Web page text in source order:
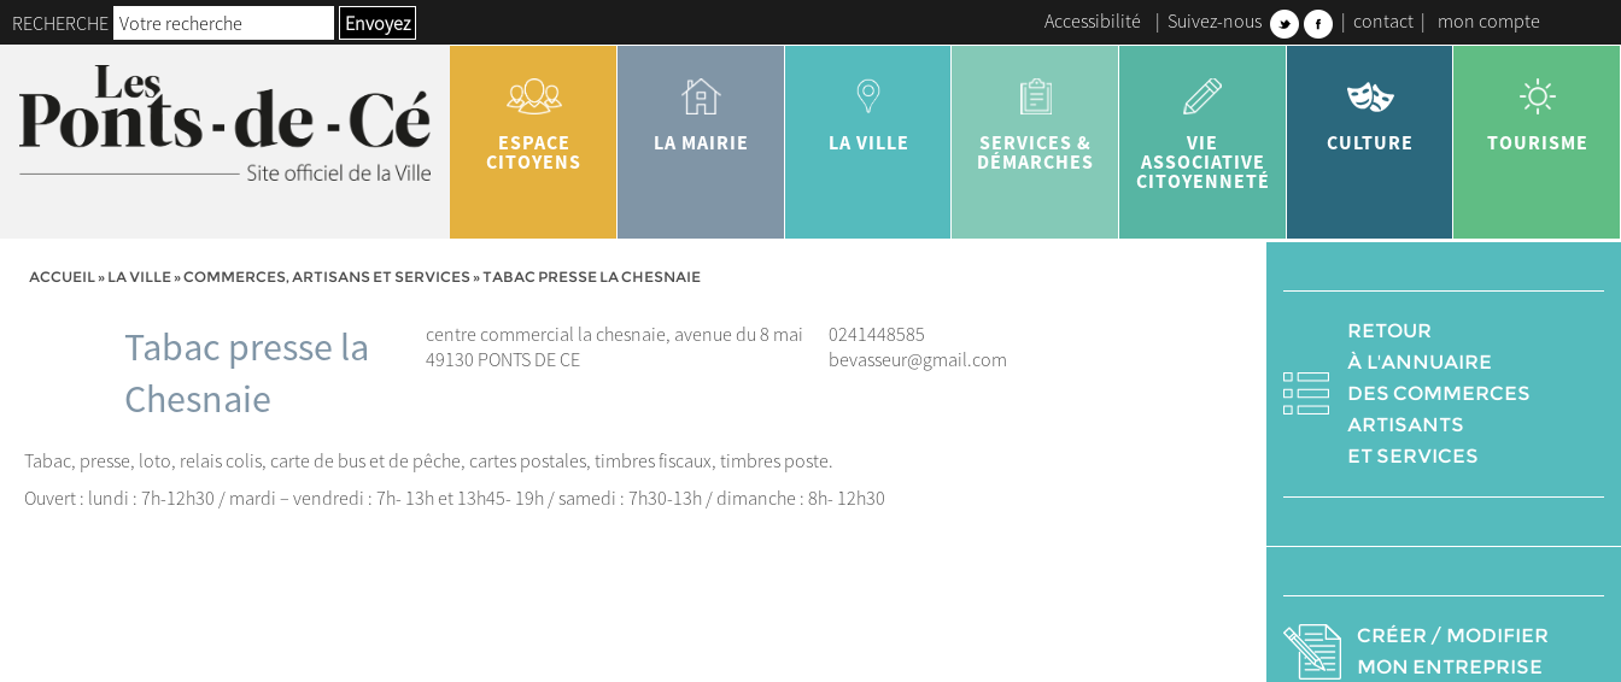
RECHERCHE Envoyez Accessibilité | Suivez-nous | contact | mon compte
ESPACE
CITOYENS
LA MAIRIE LA VILLE
SERVICES &
DÉMARCHES
VIE
ASSOCIATIVE
CITOYENNETÉ
CULTURE TOURISME
ACCUEIL» LA VILLE»COMMERCES, ARTISANS ET SERVICES»TABAC PRESSE LA CHESNAIE
Tabac presse la
Chesnaie
centre commercial la chesnaie, avenue du 8 mai
49130 PONTS DE CE
0241448585
bevasseur@gmail.com
Tabac, presse, loto, relais colis, carte de bus et de pêche, cartes postales, timbres fiscaux, timbres poste.
Ouvert : lundi : 7h-12h30 / mardi – vendredi : 7h- 13h et 13h45- 19h / samedi : 7h30-13h / dimanche : 8h- 12h30
RETOUR
À L'ANNUAIRE
DES COMMERCES
ARTISANTS
ET SERVICES
CRÉER / MODIFIER
MON ENTREPRISE